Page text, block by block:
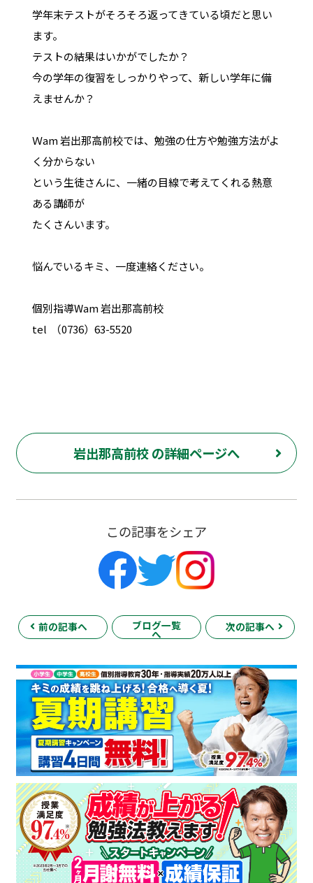
学年末テストがそろそろ返ってきている頃だと思い
ます。
テストの結果はいかがでしたか？
今の学年の復習をしっかりやって、新しい学年に備
えませんか？
Ｗam 岩出那高前校では、勉強の仕方や勉強方法がよ
く分からない
という生徒さんに、一緒の目線で考えてくれる熱意
ある講師が
たくさんいます。
悩んでいるキミ、一度連絡ください。
個別指導Wam 岩出那高前校
tel （0736）63-5520
岩出那高前校 の詳細ページへ
この記事をシェア
前の記事へ ブログ一覧
へ
次の記事へ